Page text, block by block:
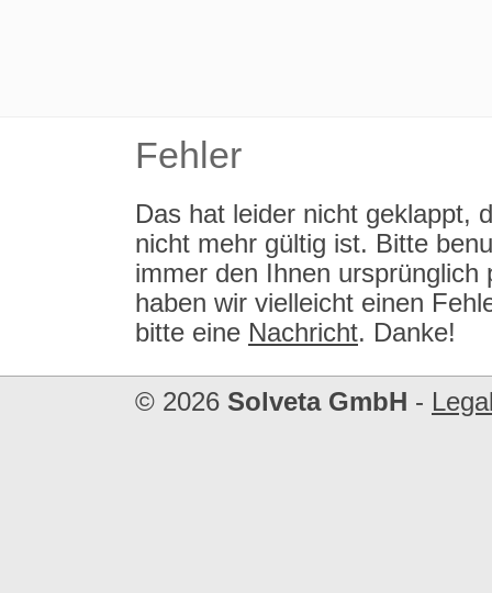
Fehler
Das hat leider nicht geklappt,
nicht mehr gültig ist. Bitte
immer den Ihnen
haben wir vielleicht einen
bitte eine Nachricht. Danke!
© 2026 Solveta GmbH -